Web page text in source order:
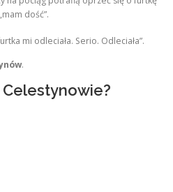
dość”.
mi odleciała. Serio. Odleciała”.
.
Celestynowie?